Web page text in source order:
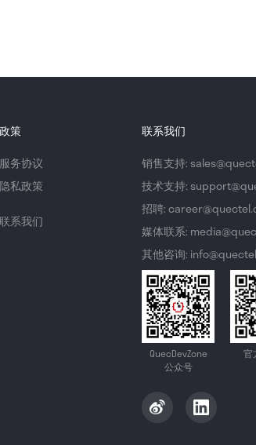
政策
服务协议
隐私政策
联系我们
联系我们
销售支持:
技术支持:
招聘:
媒体联系:
其他咨询:
QuecDevZone
公众号
官